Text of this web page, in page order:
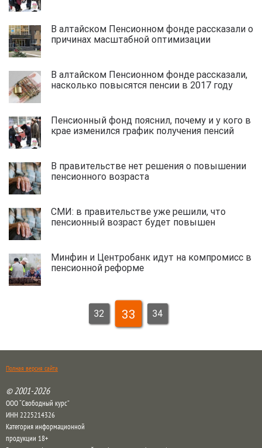
В алтайском Пенсионном фонде рассказали о
причинах масштабной оптимизации
В алтайском Пенсионном фонде рассказали,
насколько повысятся пенсии в 2017 году
Пенсионный фонд пояснил, почему и у кого в
крае изменился график получения пенсий
В правительстве нет решения о повышении
пенсионного возраста
СМИ: в правительстве уже решили, что
пенсионный возраст будет повышен
Минфин и Центробанк идут на компромисс в
пенсионной реформе
32 33 34
Полная версия сайта
© 2001-2026
ООО “Свободный курс”
ИНН 2225214326
Категория информационной
продукции 18+